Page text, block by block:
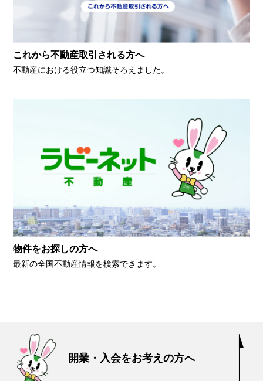
これから不動産取引される方へ
不動産における役立つ知識そろえました。
物件をお探しの方へ
最新の全国不動産情報を検索できます。
開業・入会をお考えの方へ